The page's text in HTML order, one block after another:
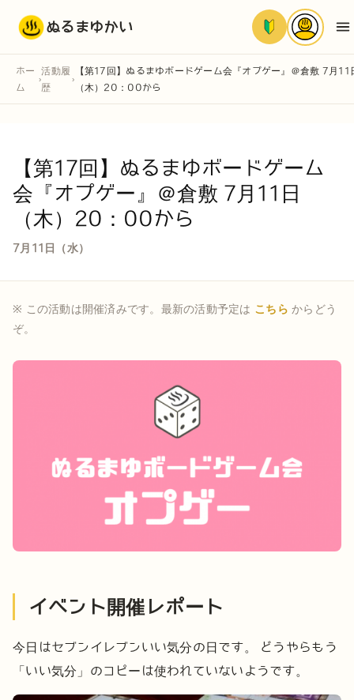
ぬるまゆかい
ホー
ム
›
活動履
歴
›
【第17回】ぬるまゆボードゲーム会『オプゲー』＠倉敷 7月11
（木）20：00から
【第17回】ぬるまゆボードゲーム
会『オプゲー』＠倉敷 7月11日
（木）20：00から
7月11日（水）
※ この活動は開催済みです。最新の活動予定は こちら からどう
ぞ。
イベント開催レポート
今日はセブンイレブンいい気分の日です。
どうやらもう
「いい気分」のコピーは使われていないようです。